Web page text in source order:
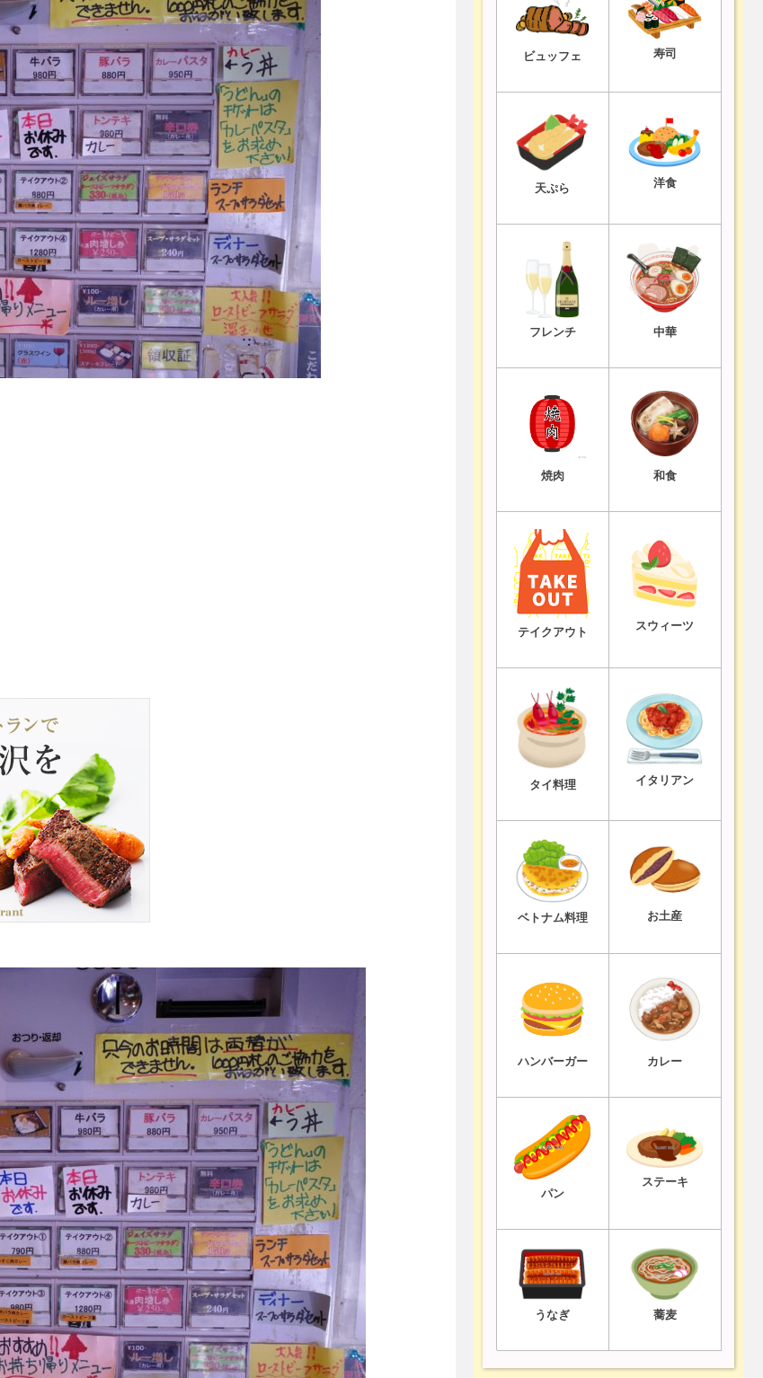
ビュッフェ 寿司
天ぷら 洋食
フレンチ 中華
焼肉 和食
テイクアウト スウィーツ
タイ料理 イタリアン
ベトナム料理 お土産
ハンバーガー カレー
パン
ステーキ
うなぎ 蕎麦